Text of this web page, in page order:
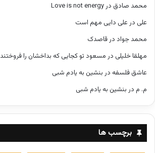
محمد صادق در Love is not energy
علی در علی دایی مهم است
محمد جواد در قاصدک
مهلقا خلیلی در مسعود تو کجایی که بداخشان را فروختند
عاشق فلسفه در بنشین به یادم شبی
م. م در بنشین به یادم شبی
برچسب ها